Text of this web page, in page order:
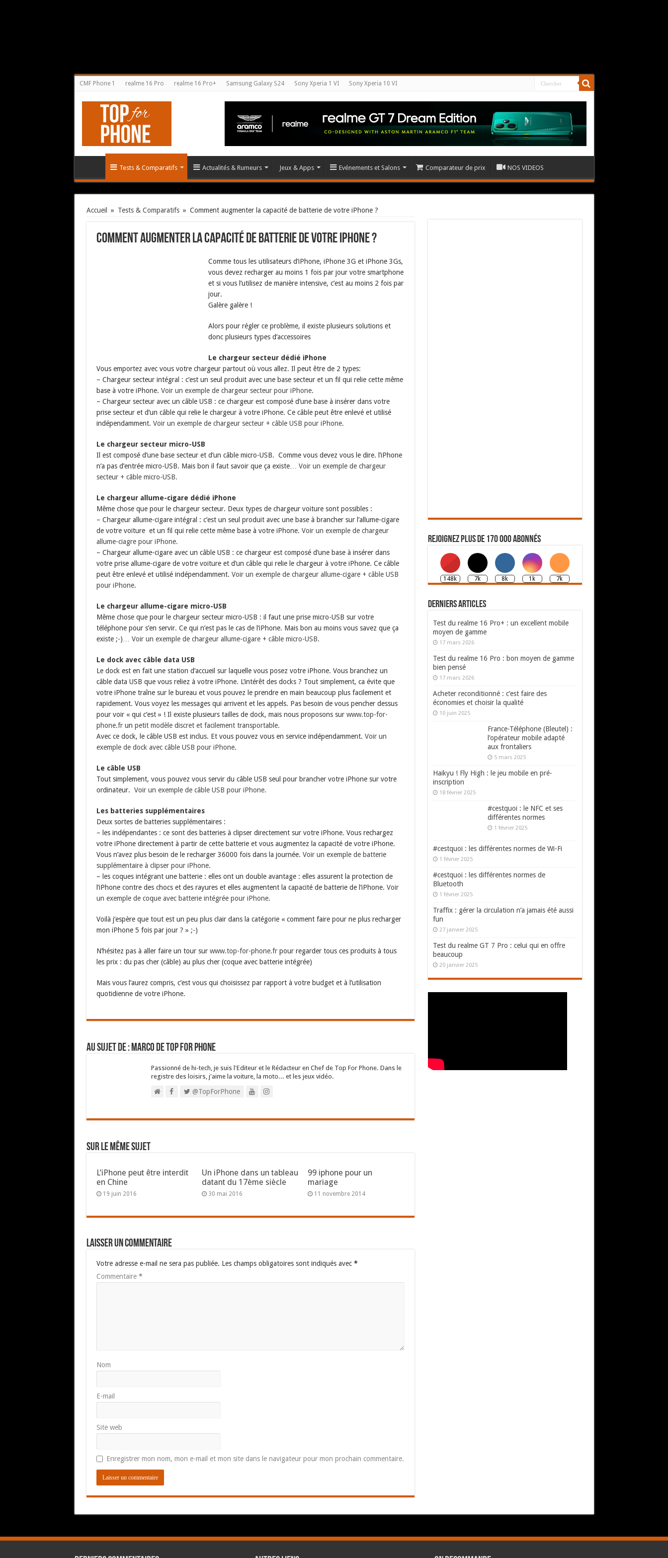
CMF Phone 1 realme 16 Pro realme 16 Pro+ Samsung Galaxy S24 Sony Xperia 1 VI Sony Xperia 10 VI
Tests & Comparatifs Actualités & Rumeurs Jeux & Apps Evénements et Salons Comparateur de prix NOS VIDEOS
Accueil » Tests & Comparatifs » Comment augmenter la capacité de batterie de votre iPhone ?
Comment augmenter la capacité de batterie de votre iPhone ?
Comme tous les utilisateurs d’iPhone, iPhone 3G et iPhone 3Gs,
vous devez recharger au moins 1 fois par jour votre smartphone
et si vous l’utilisez de manière intensive, c’est au moins 2 fois par
jour.
Galère galère !
Alors pour régler ce problème, il existe plusieurs solutions et
donc plusieurs types d’accessoires
Le chargeur secteur dédié iPhone
Vous emportez avec vous votre chargeur partout où vous allez. Il peut être de 2 types:
– Chargeur secteur intégral : c’est un seul produit avec une base secteur et un fil qui relie cette même
base à votre iPhone. Voir un exemple de chargeur secteur pour iPhone.
– Chargeur secteur avec un câble USB : ce chargeur est composé d’une base à insérer dans votre
prise secteur et d’un câble qui relie le chargeur à votre iPhone. Ce câble peut être enlevé et utilisé
indépendamment. Voir un exemple de chargeur secteur + câble USB pour iPhone.
Le chargeur secteur micro-USB
Il est composé d’une base secteur et d’un câble micro-USB. Comme vous devez vous le dire. l’iPhone
n’a pas d’entrée micro-USB. Mais bon il faut savoir que ça existe… Voir un exemple de chargeur
secteur + câble micro-USB.
Le chargeur allume-cigare dédié iPhone
Même chose que pour le chargeur secteur. Deux types de chargeur voiture sont possibles :
– Chargeur allume-cigare intégral : c’est un seul produit avec une base à brancher sur l’allume-cigare
de votre voiture et un fil qui relie cette même base à votre iPhone. Voir un exemple de chargeur
allume-ciagre pour iPhone.
– Chargeur allume-cigare avec un câble USB : ce chargeur est composé d’une base à insérer dans
votre prise allume-cigare de votre voiture et d’un câble qui relie le chargeur à votre iPhone. Ce câble
peut être enlevé et utilisé indépendamment. Voir un exemple de chargeur allume-cigare + câble USB
pour iPhone.
Le chargeur allume-cigare micro-USB
Même chose que pour le chargeur secteur micro-USB : il faut une prise micro-USB sur votre
téléphone pour s’en servir. Ce qui n’est pas le cas de l’iPhone. Mais bon au moins vous savez que ça
existe ;-)… Voir un exemple de chargeur allume-cigare + câble micro-USB.
Le dock avec câble data USB
Le dock est en fait une station d’accueil sur laquelle vous posez votre iPhone. Vous branchez un
câble data USB que vous reliez à votre iPhone. L’intérêt des docks ? Tout simplement, ca évite que
votre iPhone traîne sur le bureau et vous pouvez le prendre en main beaucoup plus facilement et
rapidement. Vous voyez les messages qui arrivent et les appels. Pas besoin de vous pencher dessus
pour voir « qui c’est » ! Il existe plusieurs tailles de dock, mais nous proposons sur www.top-for-
phone.frun petit modèle discret et facilement transportable.
Avec ce dock, le câble USB est inclus. Et vous pouvez vous en service indépendamment. Voir un
exemple de dock avec câble USB pour iPhone.
Le câble USB
Tout simplement, vous pouvez vous servir du câble USB seul pour brancher votre iPhone sur votre
ordinateur. Voir un exemple de câble USB pour iPhone.
Les batteries supplémentaires
Deux sortes de batteries supplémentaires :
– les indépendantes : ce sont des batteries à clipser directement sur votre iPhone. Vous rechargez
votre iPhone directement à partir de cette batterie et vous augmentez la capacité de votre iPhone.
Vous n’avez plus besoin de le recharger 36000 fois dans la journée. Voir un exemple de batterie
supplémentaire à clipser pour iPhone.
– les coques intégrant une batterie : elles ont un double avantage : elles assurent la protection de
l’iPhone contre des chocs et des rayures et elles augmentent la capacité de batterie de l’iPhone. Voir
un exemple de coque avec batterie intégrée pour iPhone.
Voilà j’espère que tout est un peu plus clair dans la catégorie « comment faire pour ne plus recharger
mon iPhone 5 fois par jour ? » ;-)
N’hésitez pas à aller faire un tour sur www.top-for-phone.frpour regarder tous ces produits à tous
les prix : du pas cher (câble) au plus cher (coque avec batterie intégrée)
Mais vous l’aurez compris, c’est vous qui choisissez par rapport à votre budget et à l’utilisation
quotidienne de votre iPhone.
Au sujet de : Marco de Top For Phone
Passionné de hi-tech, je suis l'Editeur et le Rédacteur en Chef de Top For Phone. Dans le
registre des loisirs, j'aime la voiture, la moto... et les jeux vidéo.
@TopForPhone
Sur le même sujet
L’iPhone peut être interdit
en Chine
19 juin 2016
Un iPhone dans un tableau
datant du 17ème siècle
30 mai 2016
99 iphone pour un
mariage
11 novembre 2014
Laisser un commentaire
Votre adresse e-mail ne sera pas publiée. Les champs obligatoires sont indiqués avec *
Commentaire *
Nom
E-mail
Site web
Enregistrer mon nom, mon e-mail et mon site dans le navigateur pour mon prochain commentaire.
Rejoignez plus de 170 000 abonnés
148k 7k 8k 1k 7k
Derniers articles
Test du realme 16 Pro+ : un excellent mobile
moyen de gamme
17 mars 2026
Test du realme 16 Pro : bon moyen de gamme
bien pensé
17 mars 2026
Acheter reconditionné : c’est faire des
économies et choisir la qualité
10 juin 2025
France-Téléphone (Bleutel) :
l’opérateur mobile adapté
aux frontaliers
5 mars 2025
Haikyu ! Fly High : le jeu mobile en pré-
inscription
18 février 2025
#cestquoi : le NFC et ses
différentes normes
1 février 2025
#cestquoi : les différentes normes de Wi-Fi
1 février 2025
#cestquoi : les différentes normes de
Bluetooth
1 février 2025
Traffix : gérer la circulation n’a jamais été aussi
fun
27 janvier 2025
Test du realme GT 7 Pro : celui qui en offre
beaucoup
20 janvier 2025